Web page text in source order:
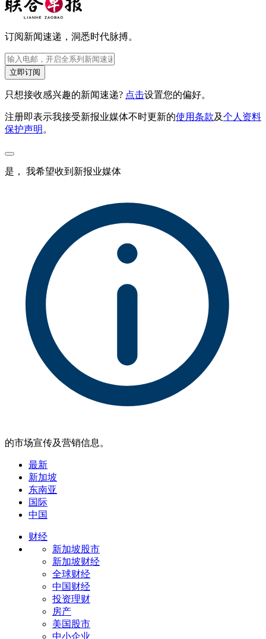
订阅新闻速递，洞悉时代脉搏。
立即订阅
只想接收感兴趣的新闻速递? 点击设置您的偏好。
注册即表示我接受新报业媒体不时更新的使用条款及个人资料
保护声明。
是， 我希望收到新报业媒体
的市场宣传及营销信息。
最新
新加坡
东南亚
国际
中国
财经
新加坡股市
新加坡财经
全球财经
中国财经
投资理财
房产
美国股市
中小企业